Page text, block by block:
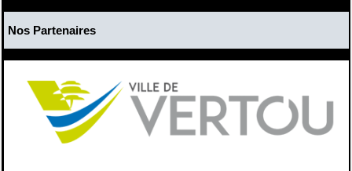
Nos Partenaires